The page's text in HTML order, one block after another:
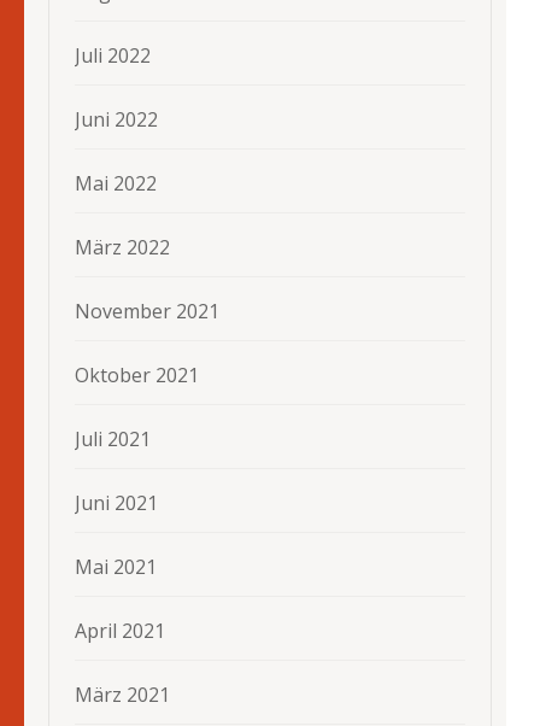
Juli 2022
Juni 2022
Mai 2022
März 2022
November 2021
Oktober 2021
Juli 2021
Juni 2021
Mai 2021
April 2021
März 2021